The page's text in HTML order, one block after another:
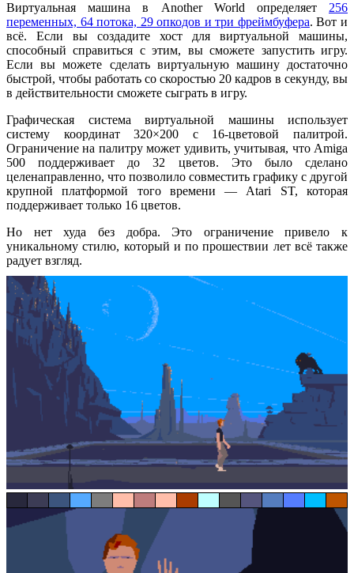
Виртуальная машина в Another World определяет 256
переменных, 64 потока, 29 опкодов и три фреймбуфера. Вот и
всё. Если вы создадите хост для виртуальной машины,
способный справиться с этим, вы сможете запустить игру.
Если вы можете сделать виртуальную машину достаточно
быстрой, чтобы работать со скоростью 20 кадров в секунду, вы
в действительности сможете сыграть в игру.
Графическая система виртуальной машины использует
систему координат 320×200 с 16-цветовой палитрой.
Ограничение на палитру может удивить, учитывая, что Amiga
500 поддерживает до 32 цветов. Это было сделано
целенаправленно, что позволило совместить графику с другой
крупной платформой того времени — Atari ST, которая
поддерживает только 16 цветов.
Но нет худа без добра. Это ограничение привело к
уникальному стилю, который и по прошествии лет всё также
радует взгляд.